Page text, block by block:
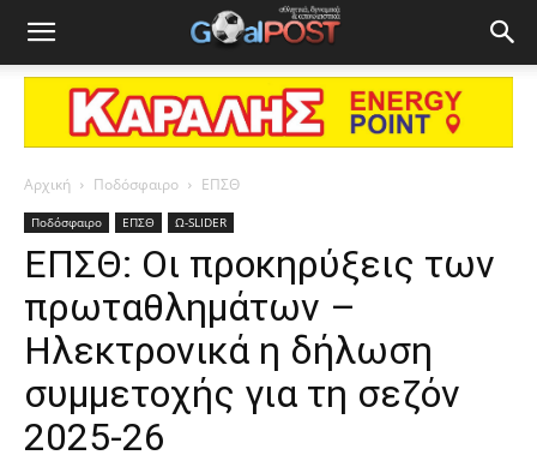
Αρχική Ποδόσφαιρο ΕΠΣΘ
Ποδόσφαιρο ΕΠΣΘ Ω-SLIDER
ΕΠΣΘ: Οι προκηρύξεις των
πρωταθλημάτων –
Ηλεκτρονικά η δήλωση
συμμετοχής για τη σεζόν
2025-26